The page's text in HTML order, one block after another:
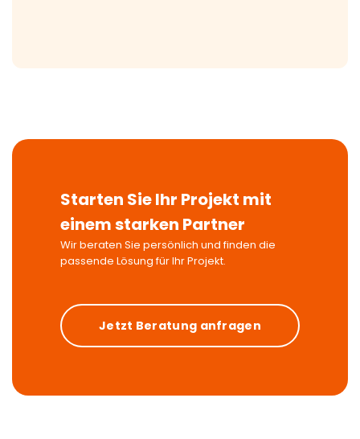
Starten Sie Ihr Projekt mit
einem starken Partner
Wir beraten Sie persönlich und finden die
passende Lösung für Ihr Projekt.
Jetzt Beratung anfragen